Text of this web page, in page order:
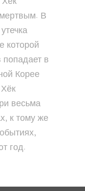
В
которой
попадает в
Корее
весьма
к тому же
год.